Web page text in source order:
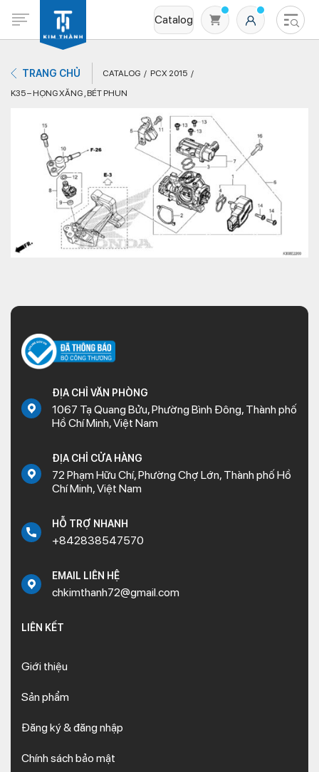
Catalog
Không có sản phẩm nào trong giỏ hàng
TRANG CHỦ CATALOG
PCX 2015
K35 – HỌNG XĂNG , BÉT PHUN
ĐỊA CHỈ VĂN PHÒNG
1067 Tạ Quang Bửu, Phường Bình Đông, Thành phố
Hồ Chí Minh, Việt Nam
ĐỊA CHỈ CỬA HÀNG
72 Phạm Hữu Chí, Phường Chợ Lớn, Thành phố Hồ
Chí Minh, Việt Nam
HỖ TRỢ NHANH
+842838547570
EMAIL LIÊN HỆ
chkimthanh72@gmail.com
LIÊN KẾT
Giới thiệu
Sản phẩm
Đăng ký & đăng nhập
Chính sách bảo mật